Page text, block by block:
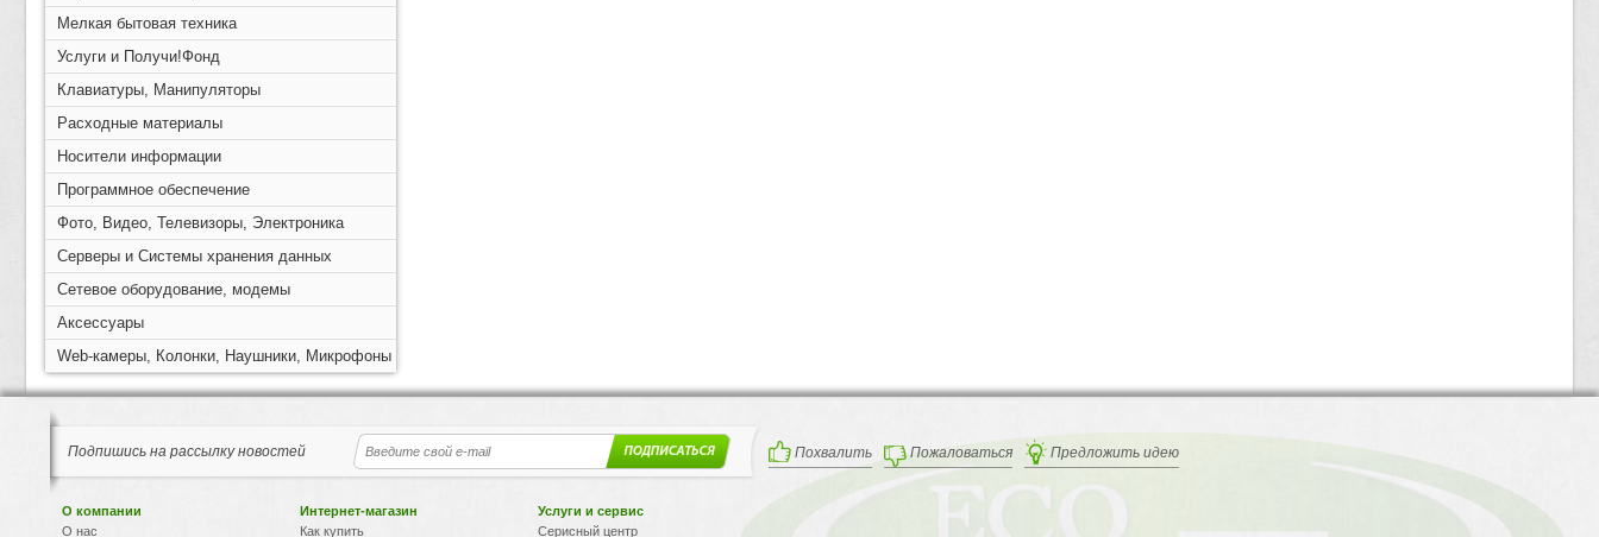
Мелкая бытовая техника
Услуги и Получи!Фонд
Клавиатуры, Манипуляторы
Расходные материалы
Носители информации
Программное обеспечение
Фото, Видео, Телевизоры, Электроника
Серверы и Системы хранения данных
Сетевое оборудование, модемы
Аксессуары
Web-камеры, Колонки, Наушники, Микрофоны
Подпишись на рассылку новостей Похвалить Пожаловаться Предложить идею
О компании
О нас
Интернет-магазин
Как купить
Услуги и сервис
Серисный центр